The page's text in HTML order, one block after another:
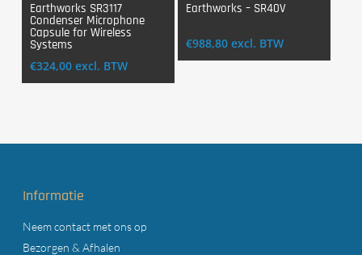
Login Voor Aankoop
Earthworks SR3117
Condenser Microphone
Capsule for Wireless
Systems
€324,00 excl. BTW
Earthworks – SR40V
€988,80 excl. BTW
Informatie
Neem contact met ons op
Bezorgen & Afhalen